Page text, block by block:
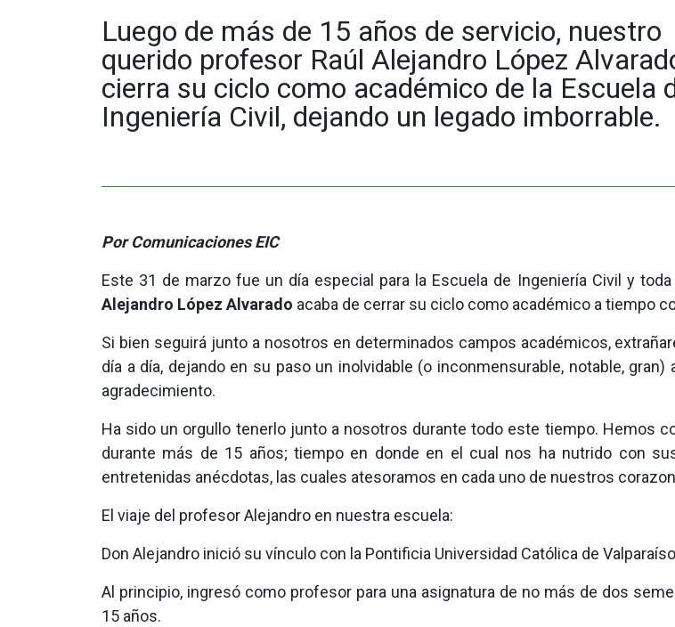
Luego de más de 15 años de servicio, nuestro
querido profesor Raúl Alejandro López
cierra su ciclo como académico de la Escuela
Ingeniería Civil, dejando un legado imborrable.
Por Comunicaciones EIC
Este 31 de marzo fue un día especial para la Escuela de Ingeniería Civil y
Alejandro López Alvarado acaba de cerrar su ciclo como académico a tiempo
Si bien seguirá junto a nosotros en determinados campos académicos,
día a día, dejando en su paso un inolvidable (o inconmensurable, notable,
agradecimiento.
Ha sido un orgullo tenerlo junto a nosotros durante todo este tiempo. Hemos
durante más de 15 años; tiempo en donde en el cual nos ha nutrido con
entretenidas anécdotas, las cuales atesoramos en cada uno de nuestros
El viaje del profesor Alejandro en nuestra escuela:
Don Alejandro inició su vínculo con la Pontificia Universidad Católica de
Al principio, ingresó como profesor para una asignatura de no más de dos
15 años.